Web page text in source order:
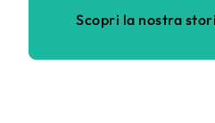
Scopri la nostra